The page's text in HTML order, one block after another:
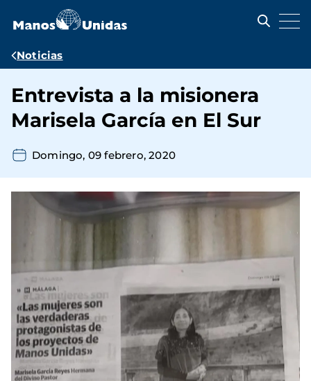
contenido
Ruta
navegación
Noticias
Entrevista a la misionera
Marisela García en El Sur
Domingo, 09 febrero, 2020